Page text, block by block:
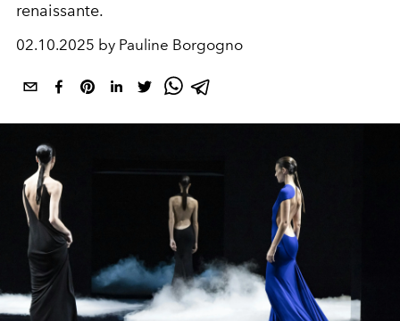
renaissante.
02.10.2025 by Pauline Borgogno